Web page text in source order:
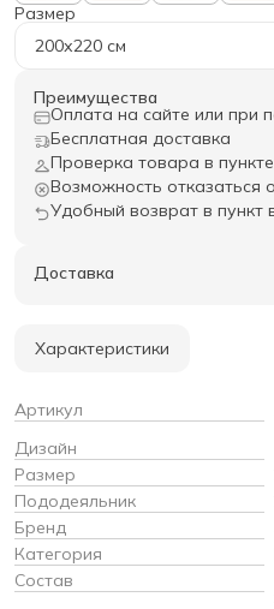
Размер
200х220 см
Преимущества
Оплата на сайте или при
Бесплатная доставка
Проверка товара в
Возможность отказаться
Удобный возврат в пункт
Доставка
Характеристики
Артикул
Дизайн
Размер
Пододеяльник
Бренд
Категория
Состав